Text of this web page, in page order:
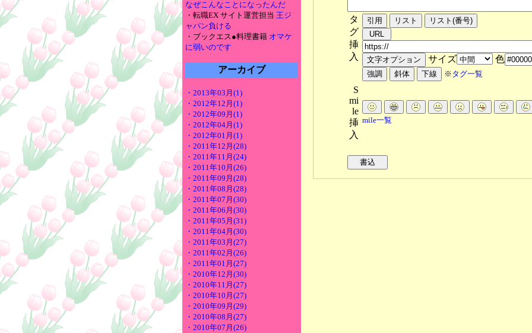
なぜこんなことになったんだ
・転職EX サイト運営担当 王ジ
ャパン負ける
・ブックエス●料理書籍 オマケ
に弱いのです
アーカイブ
・2013年03月(1)
・2012年12月(1)
・2012年09月(1)
・2012年04月(1)
・2012年01月(1)
・2011年12月(28)
・2011年11月(24)
・2011年10月(26)
・2011年09月(28)
・2011年08月(28)
・2011年07月(30)
・2011年06月(30)
・2011年05月(31)
・2011年04月(30)
・2011年03月(27)
・2011年02月(26)
・2011年01月(27)
・2010年12月(30)
・2010年11月(27)
・2010年10月(27)
・2010年09月(29)
・2010年08月(27)
・2010年07月(26)
タ
グ
挿
入
サイズ 色
※ タグ一覧
S
mi
le
挿
入
mile一覧